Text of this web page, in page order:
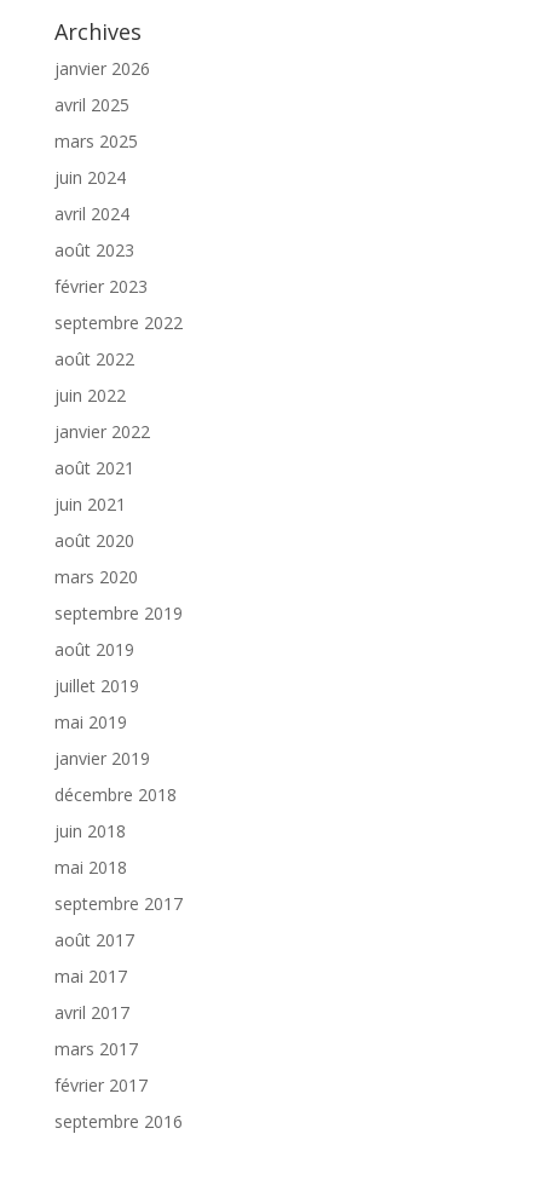
Archives
janvier 2026
avril 2025
mars 2025
juin 2024
avril 2024
août 2023
février 2023
septembre 2022
août 2022
juin 2022
janvier 2022
août 2021
juin 2021
août 2020
mars 2020
septembre 2019
août 2019
juillet 2019
mai 2019
janvier 2019
décembre 2018
juin 2018
mai 2018
septembre 2017
août 2017
mai 2017
avril 2017
mars 2017
février 2017
septembre 2016